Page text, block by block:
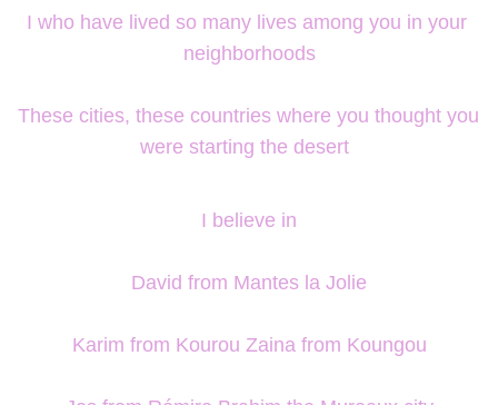
I who have lived so many lives among you in your
neighborhoods
These cities, these countries where you thought you
were starting the desert
I believe in
David from Mantes la Jolie
Karim from Kourou Zaina from Koungou